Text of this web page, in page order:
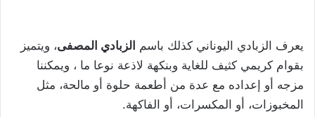
يعرف الزبادي اليوناني كذلك باسم الزبادي المصفى، ويتميز
بقوام كريمي كثيف للغاية وبنكهة لاذعة نوعا ما ، ويمكننا
مزجه أو إعداده مع عدة من أطعمة حلوة أو مالحة، مثل
المخبوزات، أو المكسرات، أو الفاكهة.